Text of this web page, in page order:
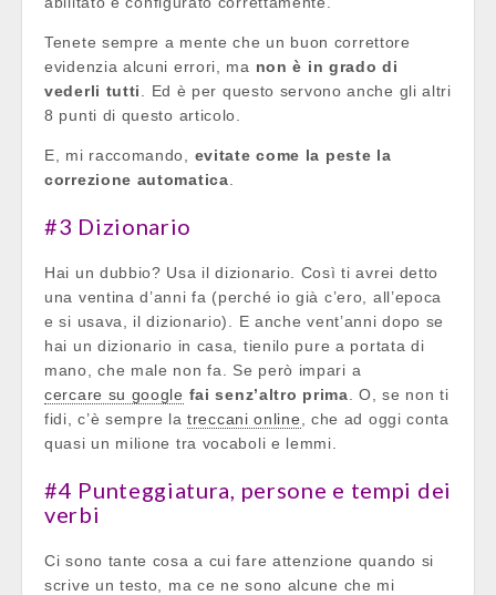
Tenete sempre a mente che un buon correttore
evidenzia alcuni errori, ma non è in grado di
vederli tutti
. Ed è per questo servono anche gli altri
8 punti di questo articolo.
E, mi raccomando, evitate come la peste la
correzione automatica
#3 Dizionario
Hai un dubbio? Usa il dizionario. Così ti avrei detto
una ventina d’anni fa (perché io già c’ero, all’epoca
e si usava, il dizionario). E anche vent’anni dopo se
hai un dizionario in casa, tienilo pure a portata di
mano, che male non fa. Se però impari a
cercare su google fai senz’altro prima . O, se non ti
fidi, c’è sempre la treccani online , che ad oggi conta
quasi un milione tra vocaboli e lemmi.
#4 Punteggiatura, persone e tempi dei
verbi
Ci sono tante cosa a cui fare attenzione quando si
scrive un testo, ma ce ne sono alcune che mi